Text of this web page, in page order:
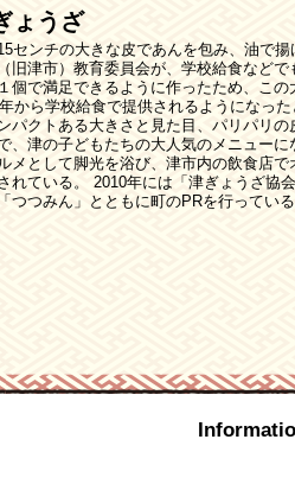
ょうざ
センチの大きな皮であんを包み、油で揚
旧津市）教育委員会が、学校給食などで
個で満足できるように作ったため、この
から学校給食で提供されるようになっ
パクトある大きさと見た目、パリパリ
、津の子どもたちの大人気のメニュー
メとして脚光を浴び、津市内の飲食店で
れている。 2010年には「津ぎょうざ協
つつみん」とともに町のPRを行っている